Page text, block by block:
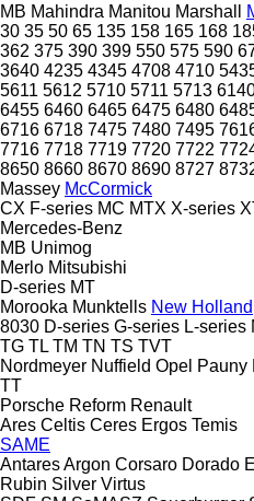
MB Mahindra Manitou Marshall
30 35 50 65 135 158 165 168
362 375 390 399 550 575 590
3640 4235 4345 4708 4710
5611 5612 5710 5711 5713
6455 6460 6465 6475 6480
6716 6718 7475 7480 7495
7716 7718 7719 7720 7722
8650 8660 8670 8690 8727
Massey McCormick
CX F-series MC MTX X-series
Mercedes-Benz
MB Unimog
Merlo Mitsubishi
D-series MT
Morooka Munktells New Holland
8030 D-series G-series L-series
TG TL TM TN TS TVT
Nordmeyer Nuffield Opel Pauny
TT
Porsche Reform Renault
Ares Celtis Ceres Ergos Temis
SAME
AntaresArgon Corsaro Dorado
Rubin Silver Virtus